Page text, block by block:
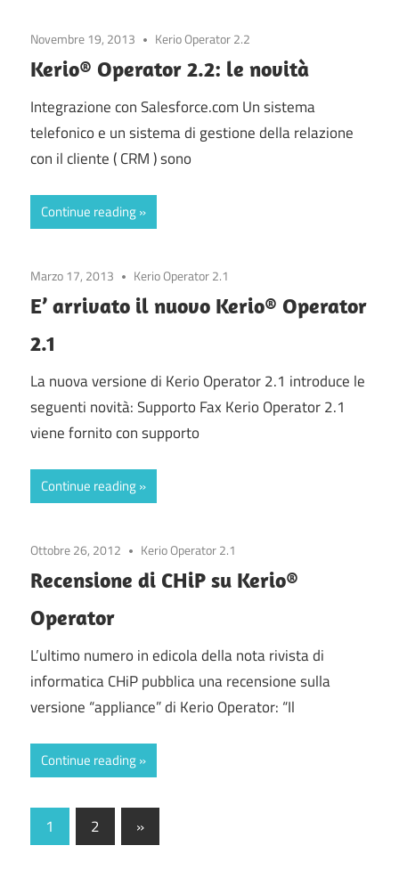
Novembre 19, 2013 Kerio Operator 2.2
Kerio® Operator 2.2: le novità
Integrazione con Salesforce.com Un sistema
telefonico e un sistema di gestione della relazione
con il cliente ( CRM ) sono
Continue reading
Marzo 17, 2013 Kerio Operator 2.1
E’ arrivato il nuovo Kerio® Operator
2.1
La nuova versione di Kerio Operator 2.1 introduce le
seguenti novità: Supporto Fax Kerio Operator 2.1
viene fornito con supporto
Continue reading
Ottobre 26, 2012 Kerio Operator 2.1
Recensione di CHiP su Kerio®
Operator
L’ultimo numero in edicola della nota rivista di
informatica CHiP pubblica una recensione sulla
versione “appliance” di Kerio Operator: “Il
Continue reading
Paginazione
1 2
Next
Posts
»